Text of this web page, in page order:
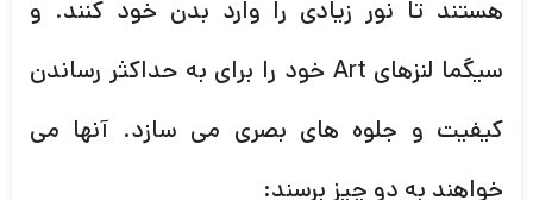
هستند تا نور زیادی را وارد بدن خود کنند. و
سیگما لنزهای Art خود را برای به حداکثر رساندن
کیفیت و جلوه های بصری می سازد. آنها می
خواهند به دو چیز برسند: